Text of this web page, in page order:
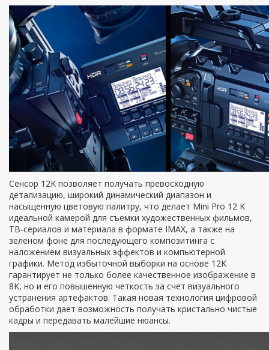
Сенсор 12K позволяет получать превосходную
детализацию, широкий динамический диапазон и
насыщенную цветовую палитру, что делает Mini Pro 12 K
идеальной камерой для съемки художественных фильмов,
ТВ-сериалов и материала в формате IMAX, а также на
зеленом фоне для последующего композитинга с
наложением визуальных эффектов и компьютерной
графики. Метод избыточной выборки на основе 12K
гарантирует не только более качественное изображение в
8K, но и его повышенную четкость за счет визуального
устранения артефактов. Такая новая технология цифровой
обработки дает возможность получать кристально чистые
кадры и передавать малейшие нюансы.